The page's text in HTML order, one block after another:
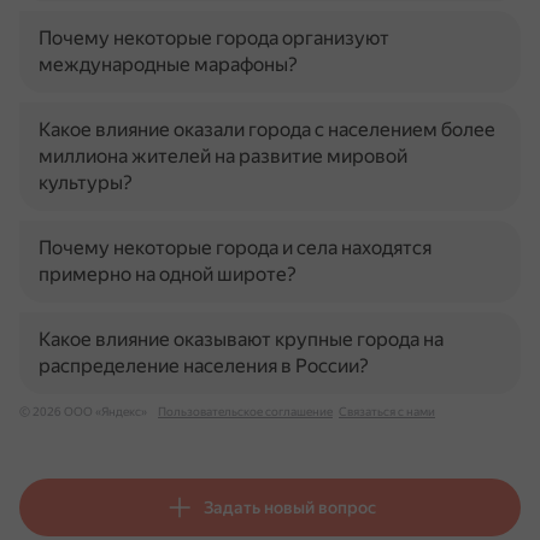
Почему некоторые города организуют
международные марафоны?
Какое влияние оказали города с населением более
миллиона жителей на развитие мировой
культуры?
Почему некоторые города и села находятся
примерно на одной широте?
Какое влияние оказывают крупные города на
распределение населения в России?
© 2026 ООО «Яндекс» Пользовательское соглашение Связаться с нами
Задать новый вопрос